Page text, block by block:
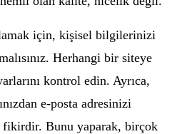
için, kişisel bilgilerinizi
Herhangi bir siteye
kontrol edin. Ayrıca,
e-posta adresinizi
Bunu yaparak, birçok